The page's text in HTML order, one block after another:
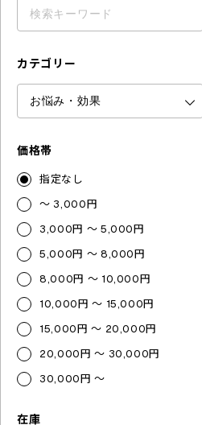
カテゴリー
価格帯
指定なし
～ 3,000円
3,000円 ～ 5,000円
5,000円 ～ 8,000円
8,000円 ～ 10,000円
10,000円 ～ 15,000円
15,000円 ～ 20,000円
20,000円 ～ 30,000円
30,000円 ～
在庫